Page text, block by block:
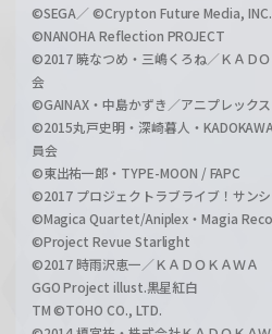
©SEGA／ ©Crypton Future Media,
©NANOHA Reflection PROJECT
©2017 暁なつめ・三嶋くろね／ＫＡＤ
会
©GAINAX・中島かずき／アニプレック
©2015丸戸史明・深崎暮人・
員会
©東出祐一郎・TYPE-MOON / FAPC
©2017 プロジェクトラブライブ！サン
©Magica Quartet/Aniplex・Magia
©Project Revue Starlight
©2017 時雨沢恵一／ＫＡＤＯＫＡＷＡ
GGO Project illust.黒星紅白
TM ©TOHO CO., LTD.